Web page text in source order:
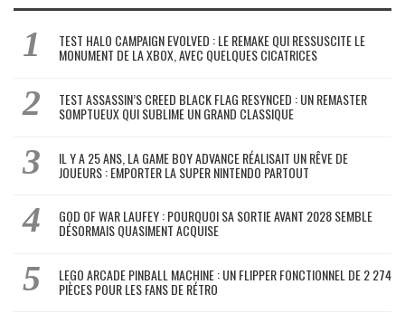
TEST HALO CAMPAIGN EVOLVED : LE REMAKE QUI RESSUSCITE LE
MONUMENT DE LA XBOX, AVEC QUELQUES CICATRICES
TEST ASSASSIN’S CREED BLACK FLAG RESYNCED : UN REMASTER
SOMPTUEUX QUI SUBLIME UN GRAND CLASSIQUE
IL Y A 25 ANS, LA GAME BOY ADVANCE RÉALISAIT UN RÊVE DE
JOUEURS : EMPORTER LA SUPER NINTENDO PARTOUT
GOD OF WAR LAUFEY : POURQUOI SA SORTIE AVANT 2028 SEMBLE
DÉSORMAIS QUASIMENT ACQUISE
LEGO ARCADE PINBALL MACHINE : UN FLIPPER FONCTIONNEL DE 2 274
PIÈCES POUR LES FANS DE RÉTRO